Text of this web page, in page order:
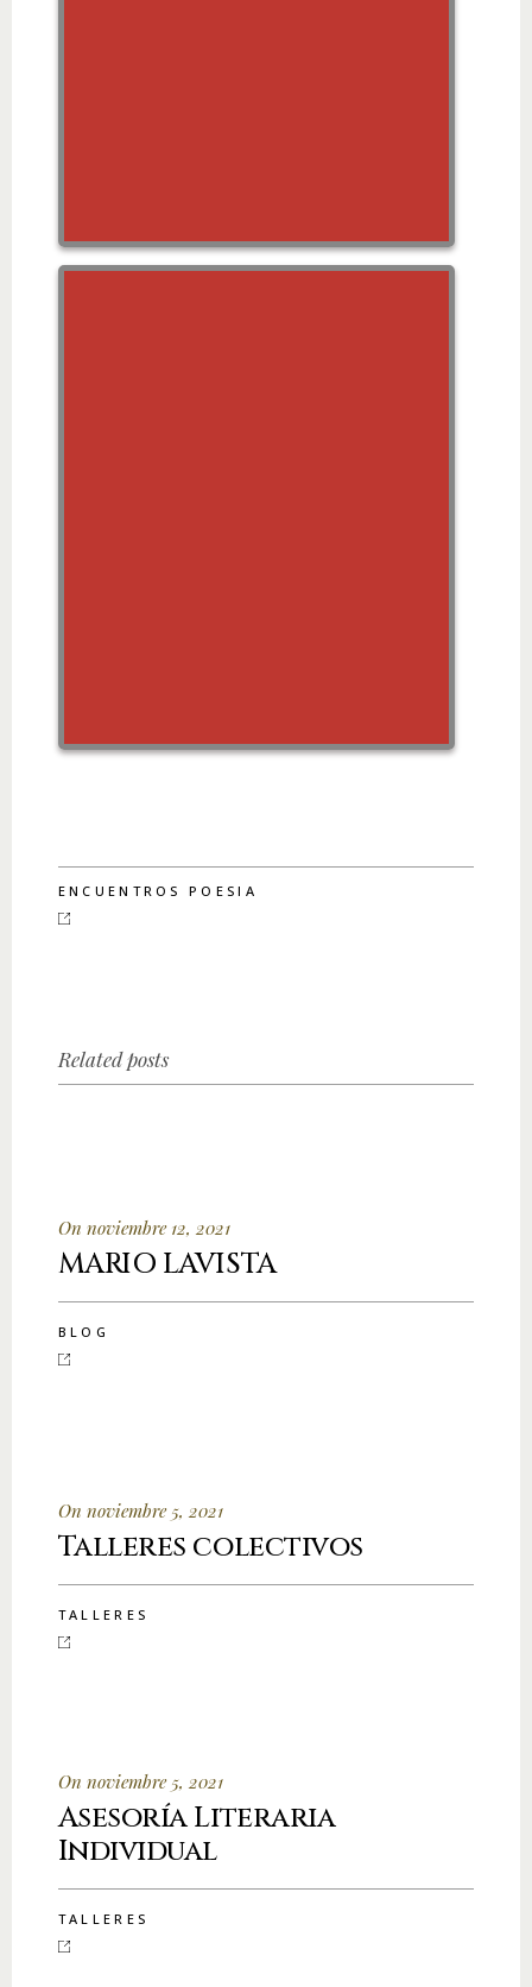
ENCUENTROS POESIA
Related posts
On noviembre 12, 2021
MARIO LAVISTA
BLOG
On noviembre 5, 2021
Talleres colectivos
TALLERES
On noviembre 5, 2021
Asesoría Literaria
Individual
TALLERES